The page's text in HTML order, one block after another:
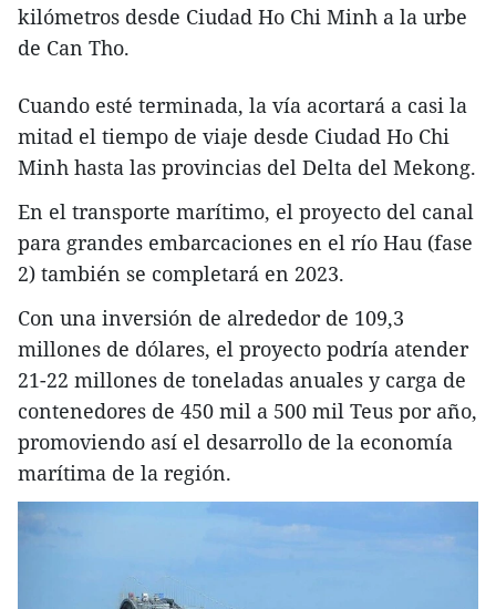
kilómetros desde Ciudad Ho Chi Minh a la urbe
de Can Tho.
Cuando esté terminada, la vía acortará a casi la
mitad el tiempo de viaje desde Ciudad Ho Chi
Minh hasta las provincias del Delta del Mekong.
En el transporte marítimo, el proyecto del canal
para grandes embarcaciones en el río Hau (fase
2) también se completará en 2023.
Con una inversión de alrededor de 109,3
millones de dólares, el proyecto podría atender
21-22 millones de toneladas anuales y carga de
contenedores de 450 mil a 500 mil Teus por año,
promoviendo así el desarrollo de la economía
marítima de la región.